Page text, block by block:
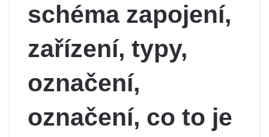
schéma zapojení,
zařízení, typy,
označení,
označení, co to je